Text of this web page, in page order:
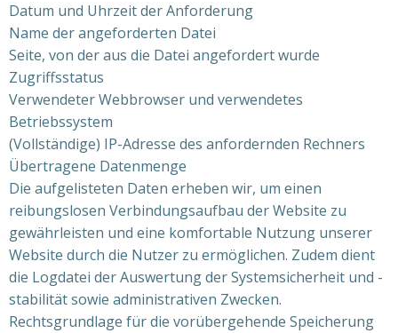
Datum und Uhrzeit der Anforderung
Name der angeforderten Datei
Seite, von der aus die Datei angefordert wurde
Zugriffsstatus
Verwendeter Webbrowser und verwendetes
Betriebssystem
(Vollständige) IP-Adresse des anfordernden Rechners
Übertragene Datenmenge
Die aufgelisteten Daten erheben wir, um einen
reibungslosen Verbindungsaufbau der Website zu
gewährleisten und eine komfortable Nutzung unserer
Website durch die Nutzer zu ermöglichen. Zudem dient
die Logdatei der Auswertung der Systemsicherheit und -
stabilität sowie administrativen Zwecken.
Rechtsgrundlage für die vorübergehende Speicherung